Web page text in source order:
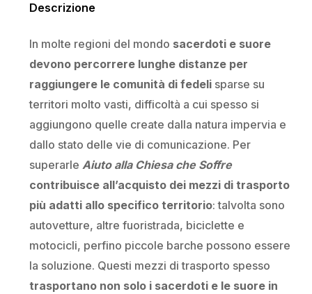
Descrizione
In molte regioni del mondo sacerdoti e suore
devono percorrere lunghe distanze per
raggiungere le comunità di fedelisparse su
territori molto vasti, difficoltà a cui spesso si
aggiungono quelle create dalla natura impervia e
dallo stato delle vie di comunicazione. Per
superarle Aiuto alla Chiesa che Soffre
contribuisce all’acquisto dei mezzi di trasporto
più adatti allo specifico territorio: talvolta sono
autovetture, altre fuoristrada, biciclette e
motocicli, perfino piccole barche possono essere
la soluzione. Questi mezzi di trasporto spesso
trasportano non solo i sacerdoti e le suore in